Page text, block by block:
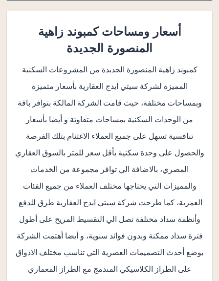
أسعار ومساحات كمبوند زاهية
المنصورة الجديدة
كمبوند زاهية المنصورة الجديدة من المشروعات السكنية
المميزة لشركة سيتي ايدج العقارية بأسعار متميزة
وبمساحات مختلفة، حيث قامت الشركة المالكة بتوافر باقة
من الوحدات السكنية بمساحات متفاوتة و أيضا بأسعار
تنافسية تسهل على جميع العملاء الاغتنام بتلك الفرصة
والحصول على وحدة سكنية بأقل سعر للمتر بالسوق العقاري
المصري، بالاضافة الي توافر مجموعة من الخدمات
والمميزات التي يحتاجها مختلف العملاء من جميع الفئات
العمرية، كما طرحت شركة سيتي ايدج العقارية طرق للدفع
وأنظمة سداد مختلفة تصل الي التقسيط المريح على أطول
فترة سداد ممكنة وبدون فوائد سنوية، و أيضا أهتمت الشركة
بوضع أحدث التصميمات العصرية التي تناسب مختلف الاذواق
على الطراز الكلاسيكي المندمج مع الطراز المعماري